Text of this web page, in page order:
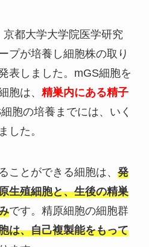
都大学大学院医学研究
プが培養し細胞株の取り
表しました。mGS細胞を
胞は、 精巣内にある精子
胞の培養までには、いく
した。
ことができる細胞は、 発
生殖細胞と、生後の精巣
です。精原細胞の細胞群
は、自己複製能をもって